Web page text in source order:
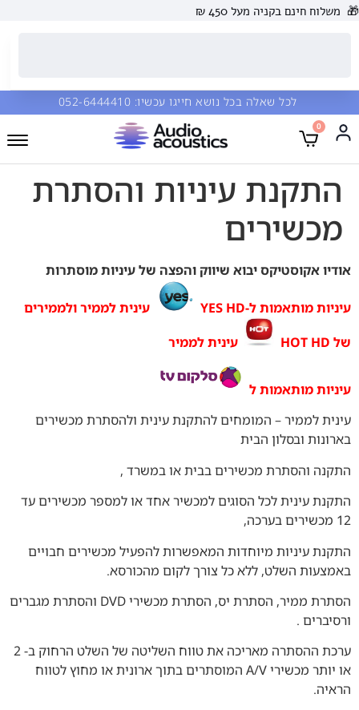
🎁 משלוח חינם בקניה מעל 450 ₪
לכל שאלה בכל נושא חייגו עכשיו:
0
התקנת עיניות והסתרת
מכשירים
אודיו אקוסטיקס יבוא שיווק והפצה של עיניות מוסתרות
עיניות מותאמות ל-YES HD
עינית לממיר ולממירים
של HOT HD
עינית לממיר
עיניות מותאמות ל
עינית לממיר – המומחים להתקנת עינית ולהסתרת מכשירים
בארונות ובסלון הבית
התקנה והסתרת מכשירים בבית או במשרד ,
התקנת עינית לכל הסוגים למכשיר אחד או למספר מכשירים עד
12 מכשירים בערכה,
התקנת עיניות מיוחדות המאפשרות להפעיל מכשירים חבויים
באמצעות השלט, ללא כל צורך לקום מהכורסא.
הסתרת ממיר, הסתרת יס, הסתרת מכשירי DVD והסתרת מגברים
ורסיברים .
ערכת ההסתרה מאריכה את טווח השליטה של השלט הרחוק ב- 2
או יותר מכשירי A/V המוסתרים בתוך ארונית או מחוץ לטווח
הראיה.